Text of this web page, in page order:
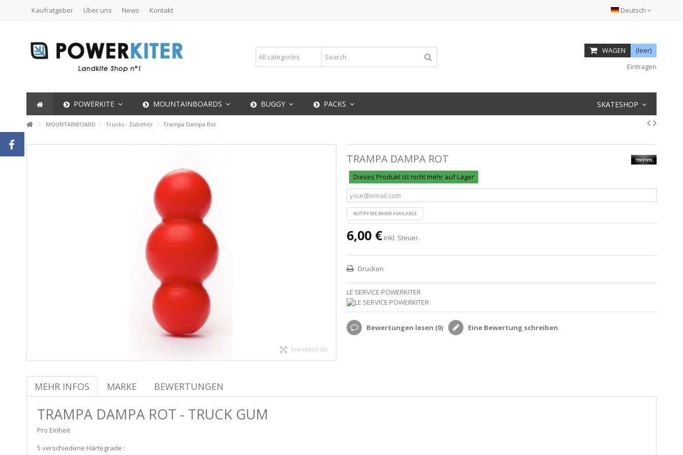
Deutsch
Kaufratgeber Über uns News Kontakt
WAGEN
(leer)
Eintragen
POWERKITE MOUNTAINBOARDS BUGGY PACKS SKATESHOP
MOUNTAINBOARD Trucks - Zubehör Trampa Dampa Rot
Erweitern Sie
TRAMPA DAMPA ROT
Dieses Produkt ist nicht mehr auf Lager
NOTIFY ME WHEN AVAILABLE
6,00 € inkl. Steuer.
Drucken
LE SERVICE POWERKITER
Bewertungen lesen (0) Eine Bewertung schreiben
MEHR INFOS MARKE BEWERTUNGEN
TRAMPA DAMPA ROT - TRUCK GUM
Pro Einheit
5 verschiedene Härtegrade :